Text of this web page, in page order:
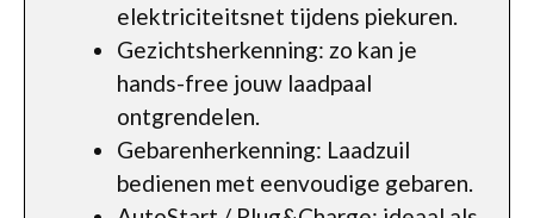
elektriciteitsnet tijdens piekuren.
Gezichtsherkenning: zo kan je
hands-free jouw laadpaal
ontgrendelen.
Gebarenherkenning: Laadzuil
bedienen met eenvoudige gebaren.